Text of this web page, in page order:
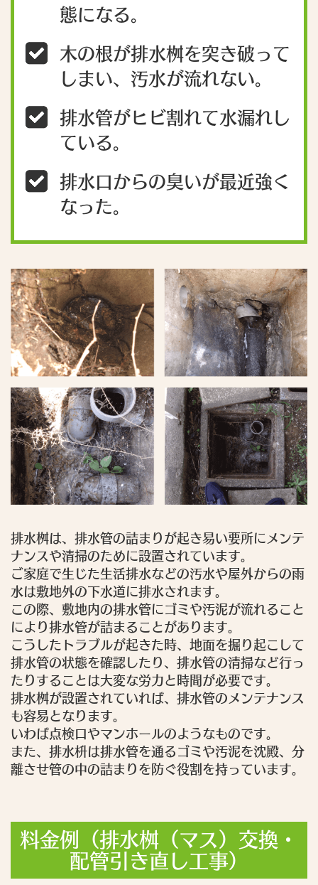
態になる。
木の根が排水桝を突き破って
しまい、汚水が流れない。
排水管がヒビ割れて水漏れし
ている。
排水口からの臭いが最近強く
なった。
排水桝は、排水管の詰まりが起き易い要所にメンテ
ナンスや清掃のために設置されています。
ご家庭で生じた生活排水などの汚水や屋外からの雨
水は敷地外の下水道に排水されます。
この際、敷地内の排水管にゴミや汚泥が流れること
により排水管が詰まることがあります。
こうしたトラブルが起きた時、地面を掘り起こして
排水管の状態を確認したり、排水管の清掃など行っ
たりすることは大変な労力と時間が必要です。
排水桝が設置されていれば、排水管のメンテナンス
も容易となります。
いわば点検口やマンホールのようなものです。
また、排水枡は排水管を通るゴミや汚泥を沈殿、分
離させ管の中の詰まりを防ぐ役割を持っています。
料金例（排水桝（マス）交換・
配管引き直し工事）